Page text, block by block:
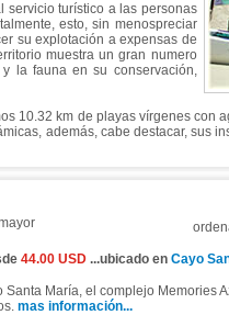
servicio turístico a las personas
esto, sin menospreciar
su explotación a expensas de
muestra un gran numero
la fauna en su conservación,
10.32 km de playas vírgenes con
además, cabe destacar, sus
44.00 USD...ubicado en Cayo
María, el complejo Memories
mas información...